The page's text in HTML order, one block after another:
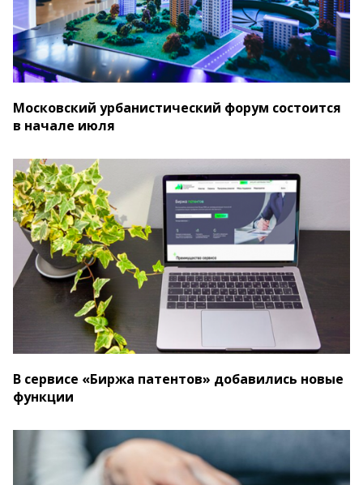
Московский урбанистический форум состоится
в начале июля
В сервисе «Биржа патентов» добавились новые
функции